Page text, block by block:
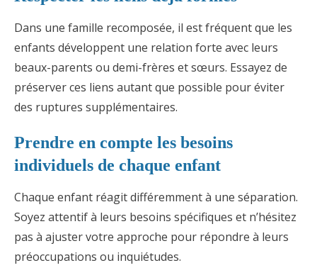
Dans une famille recomposée, il est fréquent que les
enfants développent une relation forte avec leurs
beaux-parents ou demi-frères et sœurs. Essayez de
préserver ces liens autant que possible pour éviter
des ruptures supplémentaires.
Prendre en compte les besoins
individuels de chaque enfant
Chaque enfant réagit différemment à une séparation.
Soyez attentif à leurs besoins spécifiques et n’hésitez
pas à ajuster votre approche pour répondre à leurs
préoccupations ou inquiétudes.